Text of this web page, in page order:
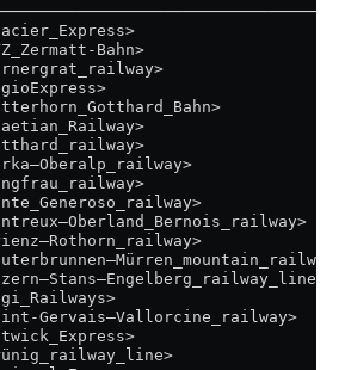
Bahn>
Gervais–Vallorcine_railway>